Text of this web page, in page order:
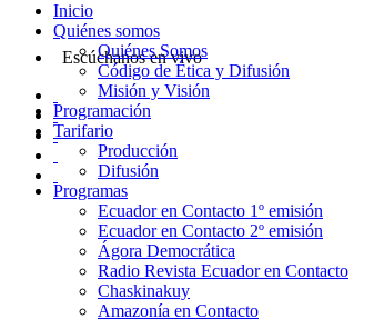
Escúchanos en vivo
Inicio
Quiénes somos
Quiénes Somos
Código de Ética y Difusión
Misión y Visión
Programación
Tarifario
Producción
Difusión
Programas
Ecuador en Contacto 1º emisión
Ecuador en Contacto 2º emisión
Ágora Democrática
Radio Revista Ecuador en Contacto
Chaskinakuy
Amazonía en Contacto